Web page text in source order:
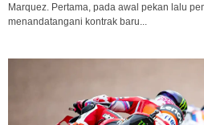
Marquez. Pertama, pada awal pekan lalu
menandatangani kontrak baru...